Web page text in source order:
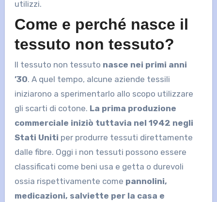
utilizzi.
Come e perché nasce il
tessuto non tessuto?
Il tessuto non tessuto nasce nei primi anni
’30. A quel tempo, alcune aziende tessili
iniziarono a sperimentarlo allo scopo utilizzare
gli scarti di cotone. La prima produzione
commerciale iniziò tuttavia nel 1942 negli
Stati Uniti per produrre tessuti direttamente
dalle fibre. Oggi i non tessuti possono essere
classificati come beni usa e getta o durevoli
ossia rispettivamente come pannolini,
medicazioni, salviette per la casa e